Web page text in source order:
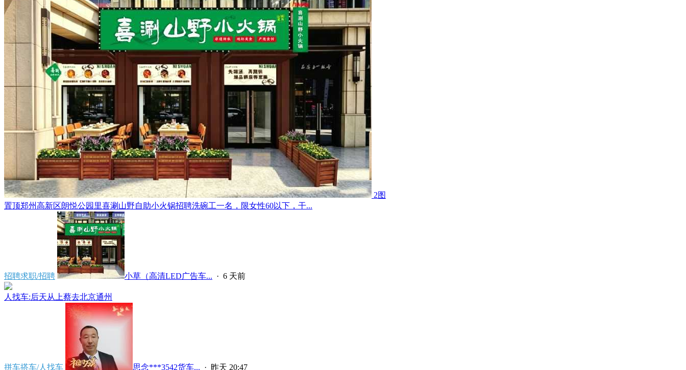
2图
置顶郑州高新区朗悦公园里喜涮山野自助小火锅招聘洗碗工一名，限女性60以下，干...
招聘求职/招聘 小草（高清LED广告车... · 6 天前
人找车:后天从上蔡去北京通州
拼车搭车/人找车 思念***3542货车... · 昨天 20:47